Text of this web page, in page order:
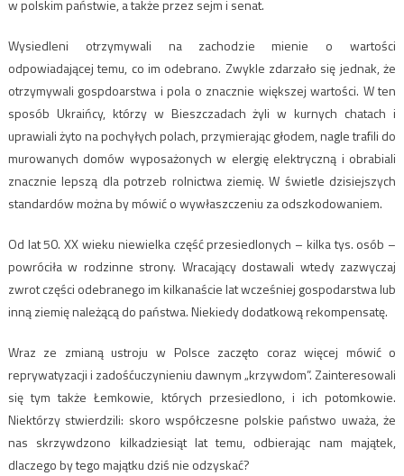
w polskim państwie, a także przez sejm i senat.
Wysiedleni otrzymywali na zachodzie mienie o wartości
odpowiadającej temu, co im odebrano. Zwykle zdarzało się jednak, że
otrzymywali gospdoarstwa i pola o znacznie większej wartości. W ten
sposób Ukraińcy, którzy w Bieszczadach żyli w kurnych chatach i
uprawiali żyto na pochyłych polach, przymierając głodem, nagle trafili do
murowanych domów wyposażonych w elergię elektryczną i obrabiali
znacznie lepszą dla potrzeb rolnictwa ziemię. W świetle dzisiejszych
standardów można by mówić o wywłaszczeniu za odszkodowaniem.
Od lat 50. XX wieku niewielka część przesiedlonych – kilka tys. osób –
powróciła w rodzinne strony. Wracający dostawali wtedy zazwyczaj
zwrot części odebranego im kilkanaście lat wcześniej gospodarstwa lub
inną ziemię należącą do państwa. Niekiedy dodatkową rekompensatę.
Wraz ze zmianą ustroju w Polsce zaczęto coraz więcej mówić o
reprywatyzacji i zadośćuczynieniu dawnym „krzywdom”. Zainteresowali
się tym także Łemkowie, których przesiedlono, i ich potomkowie.
Niektórzy stwierdzili: skoro współczesne polskie państwo uważa, że
nas skrzywdzono kilkadziesiąt lat temu, odbierając nam majątek,
dlaczego by tego majątku dziś nie odzyskać?